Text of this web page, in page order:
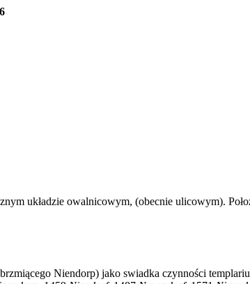
układzie owalnicowym, (obecnie ulicowym).
Niendorp) jako swiadka czynności